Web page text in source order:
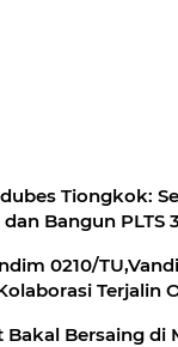
Tiongkok:
Bangun PLTS
0210/
Terjalin
Bakal Bersaing di